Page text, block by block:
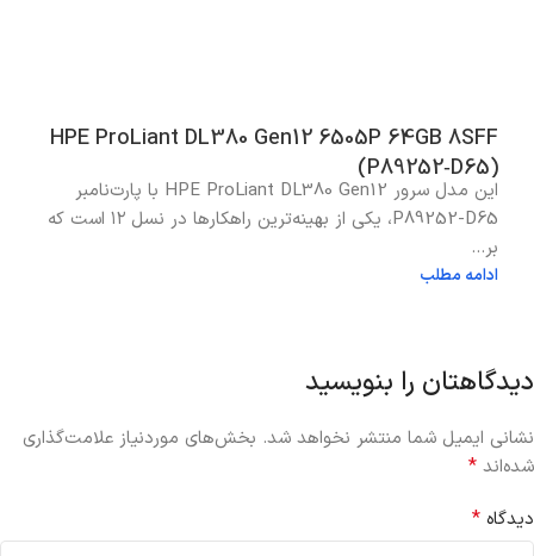
HPE ProLiant DL380 Gen12 6505P 64GB 8SFF
(P89252‑D65)
این مدل سرور HPE ProLiant DL380 Gen12 با پارت‌نامبر
P89252-D65، یکی از بهینه‌ترین راهکارها در نسل ۱۲ است که
بر...
ادامه مطلب
دیدگاهتان را بنویسید
نشانی ایمیل شما منتشر نخواهد شد. بخش‌های موردنیاز علامت‌گذاری
شده‌اند *
دیدگاه *